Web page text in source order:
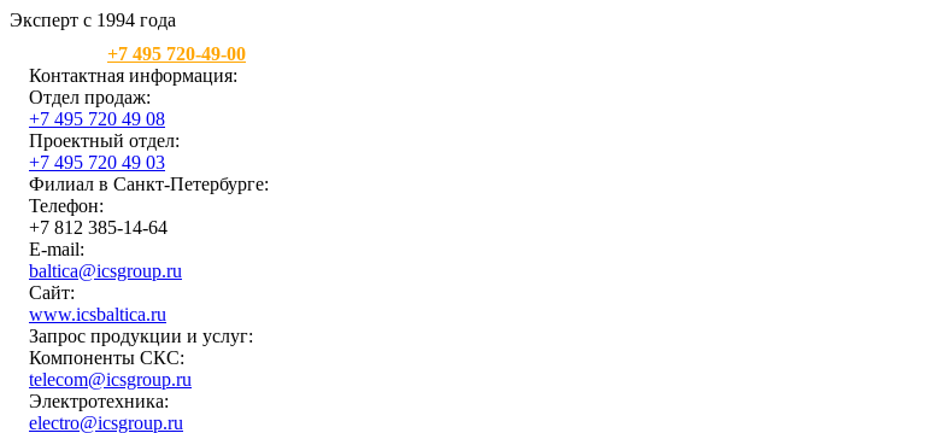
Эксперт с 1994 года
+7 495 720-49-00
Контактная информация:
Отдел продаж:
+7 495 720 49 08
Проектный отдел:
+7 495 720 49 03
Филиал в Санкт-Петербурге:
Телефон:
+7 812 385-14-64
E-mail:
baltica@icsgroup.ru
Сайт:
www.icsbaltica.ru
Запрос продукции и услуг:
Компоненты СКС:
telecom@icsgroup.ru
Электротехника:
electro@icsgroup.ru